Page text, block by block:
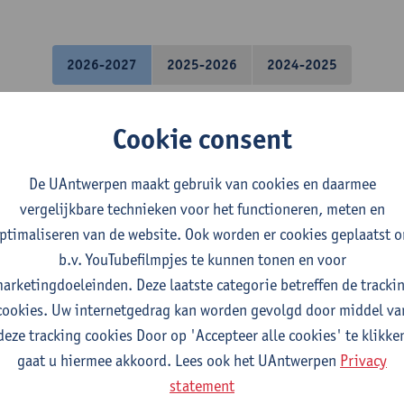
2026-2027 2025-2026 2024-2025
radiologische anatomie
kinesitherapie 1: klinisch
en de kinesitherapie
deel 1
Cookie consent
De UAntwerpen maakt gebruik van cookies en daarmee
vergelijkbare technieken voor het functioneren, meten en
van de website. Ook worden er cookies geplaatst
b.v. YouTubefilmpjes te kunnen tonen en voor
Deze laatste categorie betreffen de
Uw internetgedrag kan worden gevolgd door middel
tracking cookies Door op 'Accepteer alle cookies' te
gaat u hiermee akkoord. Lees ook het UAntwerpen Privacy
statement